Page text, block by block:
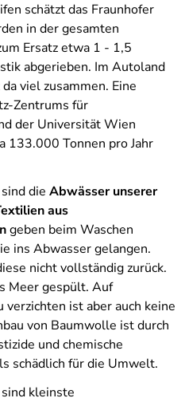
schätzt das Fraunhofer
in der gesamten
Ersatz etwa 1 - 1,5
abgerieben. Im Autoland
viel zusammen. Eine
Zentrums für
der Universität Wien
133.000 Tonnen pro Jahr
die Abwässer unserer
aus
geben beim Waschen
ins Abwasser gelangen.
nicht vollständig zurück.
Meer gespült. Auf
ist aber auch keine
von Baumwolle ist durch
und chemische
schädlich für die Umwelt.
kleinste